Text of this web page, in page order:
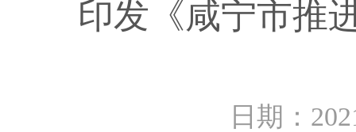
印发《咸宁市推
日期：